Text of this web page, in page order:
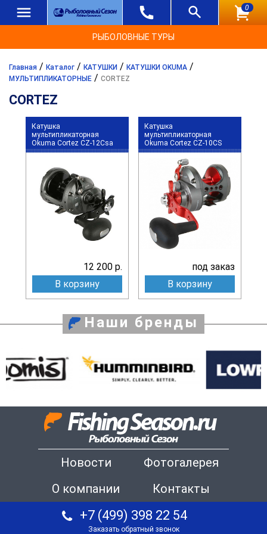
0
РЫБОЛОВНЫЕ ТУРЫ
Главная / Каталог / КАТУШКИ / КАТУШКИ OKUMA /
МУЛЬТИПЛИКАТОРНЫЕ / CORTEZ
CORTEZ
Катушка
мультипликаторная
Okuma Cortez CZ-12Csa
12 200 р.
В корзину
Катушка
мультипликаторная
Okuma Cortez CZ-10CS
под заказ
В корзину
Наши бренды
Новости
Фотогалерея
О компании
Контакты
+7 (499) 398 22 54
Заказать обратный звонок